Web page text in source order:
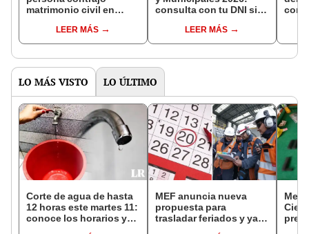
matrimonio civil en
LEER MÁS
consulta con tu DNI si
de mesa para este 4 de
octubre en el link oficial
LEER MÁS
con
LO MÁS VISTO LO ÚLTIMO
Corte de agua de hasta
12 horas este martes 11:
conoce los horarios y
MEF anuncia nueva
propuesta para
trasladar feriados y ya